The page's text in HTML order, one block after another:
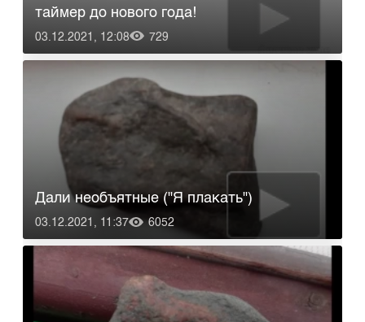
03.12.2021, 12:08 729
таймер до нового года!
03.12.2021, 11:37 6052
Дали необъятные ("Я плакать")